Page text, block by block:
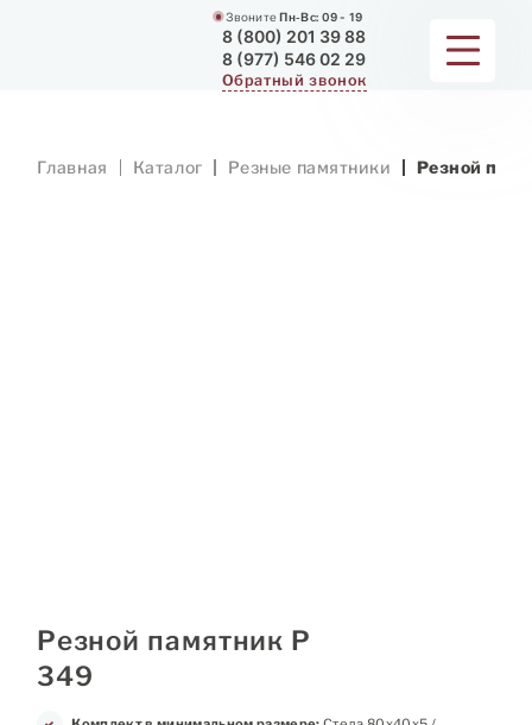
ЗвонитеПн-Вс: 09 - 19
8 (800) 201 39 88
8 (977) 546 02 29
Обратный звонок
Главная Каталог Резные памятники Резной
Резной памятник Р
349